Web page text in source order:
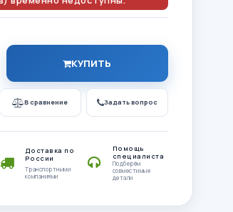
КУПИТЬ
В сравнение Задать вопрос
Доставка по
России
Транспортными
компаниями
Помощь
специалиста
Подберём
совместимые
детали